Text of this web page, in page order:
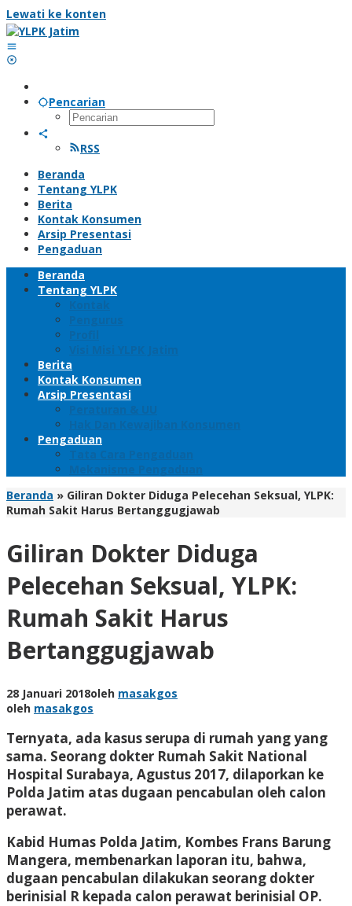
Lewati ke konten
Pencarian
RSS
Beranda
Tentang YLPK
Berita
Kontak Konsumen
Arsip Presentasi
Pengaduan
Beranda
Tentang YLPK
Kontak
Pengurus
Profil
Visi Misi YLPK Jatim
Berita
Kontak Konsumen
Arsip Presentasi
Peraturan & UU
Hak Dan Kewajiban Konsumen
Pengaduan
Tata Cara Pengaduan
Mekanisme Pengaduan
Beranda » Giliran Dokter Diduga Pelecehan Seksual, YLPK:
Rumah Sakit Harus Bertanggugjawab
Giliran Dokter Diduga
Pelecehan Seksual, YLPK:
Rumah Sakit Harus
Bertanggugjawab
28 Januari 2018oleh masakgos
oleh masakgos
Ternyata, ada kasus serupa di rumah yang yang
sama. Seorang dokter Rumah Sakit National
Hospital Surabaya, Agustus 2017, dilaporkan ke
Polda Jatim atas dugaan pencabulan oleh calon
perawat.
Kabid Humas Polda Jatim, Kombes Frans Barung
Mangera, membenarkan laporan itu, bahwa,
dugaan pencabulan dilakukan seorang dokter
berinisial R kepada calon perawat berinisial OP.